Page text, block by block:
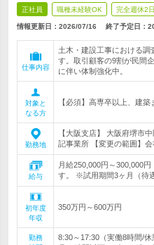
正社員 職種未経験OK 完全週休2
情報更新日：2026/07/16 終了予定日：
仕事内容
土木・建設工事における調
す。取引顧客の9割が民間
に伴い体制強化中。
対象と
なる方
【必須】高専卒以上、建
勤務地
【大阪支店】 大阪府堺市
記事業所 【変更の範囲】会
給与
月給250,000円～300,000
す。 ※試用期間3ヶ月（待
初年度
年収
350万円～600万円
勤務
8:30～17:30（実働8時間/